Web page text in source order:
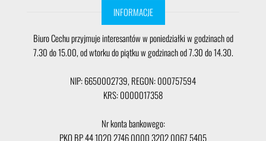
INFORMACJE
Biuro Cechu przyjmuje interesantów w poniedziałki w godzinach od
7.30 do 15.00, od wtorku do piątku w godzinach od 7.30 do 14.30.
NIP: 6650002739, REGON: 000757594
KRS: 0000017358
Nr konta bankowego:
PKO BP 44 1020 2746 0000 3202 0067 5405